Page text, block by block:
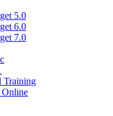
5.0
6.0
7.0
Training